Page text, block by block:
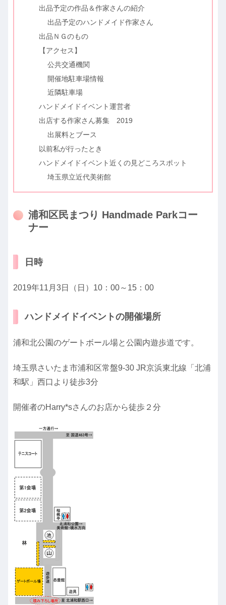
出品予定の作品＆作家さんの紹介
出品予定のハンドメイド作家さん
出品ＮＧのもの
【アクセス】
公共交通機関
開催地駐車場情報
近隣駐車場
ハンドメイドイベント運営者
出店する作家さん募集 2019
出展料とブース
以前私が行ったとき
ハンドメイドイベント近くの見どころスポット
埼玉県立近代美術館
浦和区民まつり Handmade Parkコー
ナー
日時
2019年11月3日（日）10：00～15：00
ハンドメイドイベントの開催場所
浦和北公園のゲートボール場と公園内遊歩道です。
埼玉県さいたま市浦和区常盤9-30 JR京浜東北線「北浦
和駅」西口より徒歩3分
開催者のHarry*sさんのお店から徒歩２分